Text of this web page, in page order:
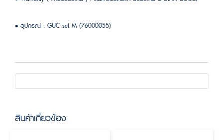
• อุปกรณ์ : GUC set M (76000055)
สินค้าเกี่ยวข้อง